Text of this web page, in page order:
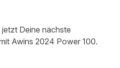
Deine nächste
Awins 2024 Power 100.